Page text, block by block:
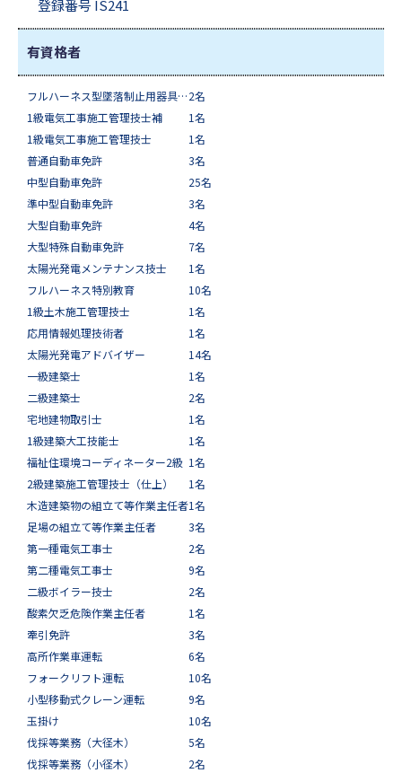
登録番号 IS241
有資格者
フルハーネス型墜落制止用器具特別教育修了証2名
1級電気工事施工管理技士補
1名
1級電気工事施工管理技士
1名
普通自動車免許
3名
中型自動車免許
25名
準中型自動車免許
3名
大型自動車免許
4名
大型特殊自動車免許
7名
太陽光発電メンテナンス技士
1名
フルハーネス特別教育
10名
1級土木施工管理技士
1名
応用情報処理技術者
1名
太陽光発電アドバイザー
14名
一級建築士
1名
二級建築士
2名
宅地建物取引士
1名
1級建築大工技能士
1名
福祉住環境コーディネーター2級 1名
2級建築施工管理技士（仕上）
1名
木造建築物の組立て等作業主任者1名
足場の組立て等作業主任者
3名
第一種電気工事士
2名
第二種電気工事士
9名
二級ボイラー技士
2名
酸素欠乏危険作業主任者
1名
牽引免許
3名
高所作業車運転
6名
フォークリフト運転
10名
小型移動式クレーン運転
9名
玉掛け
10名
伐採等業務（大径木）
5名
伐採等業務（小径木）
2名